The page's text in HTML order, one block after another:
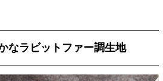
なラビットファー調生地